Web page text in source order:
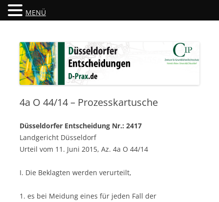
Düsseldorfer Entscheidungen
4a O 44/14 – Prozesskartusche
Düsseldorfer Entscheidung Nr.: 2417
Landgericht Düsseldorf
Urteil vom 11. Juni 2015, Az. 4a O 44/14
I. Die Beklagten werden verurteilt,
1. es bei Meidung eines für jeden Fall der
MENÜ